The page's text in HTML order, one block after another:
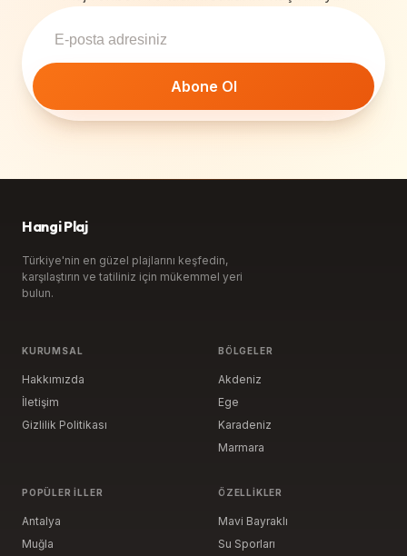
Abone Ol
Hangi Plaj
Türkiye'nin en güzel plajlarını keşfedin,
karşılaştırın ve tatiliniz için mükemmel yeri
bulun.
KURUMSAL
Hakkımızda
İletişim
Gizlilik Politikası
BÖLGELER
Akdeniz
Ege
Karadeniz
Marmara
POPÜLER İLLER
Antalya
Muğla
ÖZELLIKLER
Mavi Bayraklı
Su Sporları